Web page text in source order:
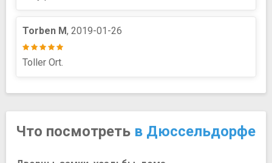
Torben M, 2019-01-26
Toller Ort.
Что посмотреть в Дюссельдорфе